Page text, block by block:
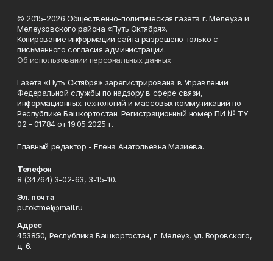
© 2015-2026 Общественно-политическая газета г. Мелеуза и
Мелеузовского района «Путь Октября».
Копирование информации сайта разрешено только с
письменного согласия администрации.
Об использовании персональных данных
Газета «Путь Октября» зарегистрирована в Управлении
Федеральной службы по надзору в сфере связи,
информационных технологий и массовых коммуникаций по
Республике Башкортостан. Регистрационный номер ПИ № ТУ
02 - 01784 от 19.05.2025 г.
Главный редактор - Елена Анатольевна Мазиева.
Телефон
8 (34764) 3-02-63, 3-15-10.
Эл. почта
putoktmel@mail.ru
Адрес
453850, Республика Башкортостан, г. Мелеуз, ул. Воровского,
д. 6.